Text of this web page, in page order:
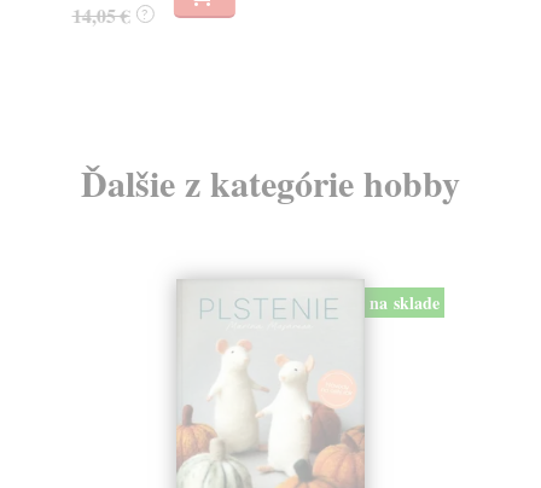
14,05 € ?
Ďalšie z kategórie hobby
na sklade